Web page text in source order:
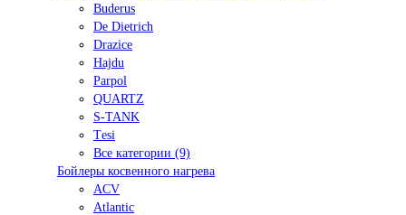
Buderus
De Dietrich
Drazice
Hajdu
Parpol
QUARTZ
S-TANK
Tеsi
Все категории (9)
Бойлеры косвенного нагрева
ACV
Atlantic